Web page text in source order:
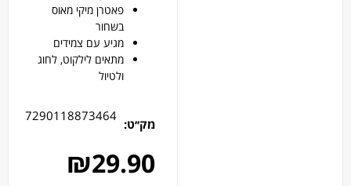
פאטרן מיקי מאוס
בשחור
מגיע עם צמידים
מתאים לילקוט, לחוג
ולטיול
מק׳׳ט:
7290118873464
₪29.90